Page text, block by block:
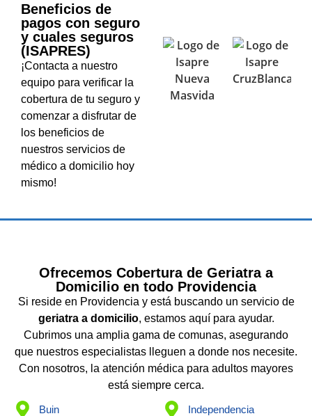
Beneficios de
pagos con seguro
y cuales seguros
(ISAPRES)
¡Contacta a nuestro
equipo para verificar la
cobertura de tu seguro y
comenzar a disfrutar de
los beneficios de
nuestros servicios de
médico a domicilio hoy
mismo!
Ofrecemos Cobertura de Geriatra a
Domicilio en todo Providencia
Si reside en Providencia y está buscando un servicio de
geriatra a domicilio, estamos aquí para ayudar.
Cubrimos una amplia gama de comunas, asegurando
que nuestros especialistas lleguen a donde nos necesite.
Con nosotros, la atención médica para adultos mayores
está siempre cerca.
Buin Independencia